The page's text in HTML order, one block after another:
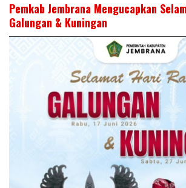
Pemkab Jembrana Mengucapkan
Galungan & Kuningan